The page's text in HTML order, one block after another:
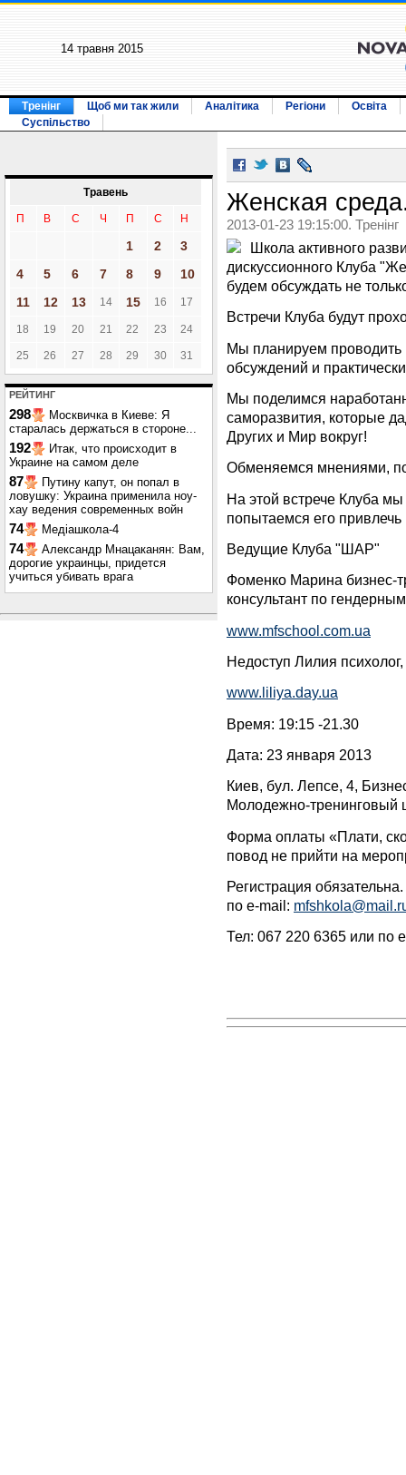
14 травня 2015
Тренінг Щоб ми так жили Аналітика Регіони
Освіта
Суспільство
Травень
П В С Ч П С Н
1 2
3
4
5 6 7 8 9
10
11
12 13 14 15 16 17
18 19 20 21 22 23 24
25 26 27 28 29 30 31
РЕЙТИНГ
298
Москвичка в Киеве: Я
старалась держаться в стороне...
192
Итак, что происходит в
Украине на самом деле
87
Путину капут, он попал в
ловушку: Украина применила ноу-
хау ведения современных войн
74 Медіашкола-4
74
Александр Мнацаканян: Вам,
дорогие украинцы, придется
учиться убивать врага
Женская
2013-01-23 19:15:00. Тренінг
Школа активного
дискуссионного Клуба
будем обсуждать не
Встречи Клуба будут
Мы планируем проводить
обсуждений и
Мы поделимся
саморазвития, которые
Других и Мир вокруг!
Обменяемся мнениями,
На этой встрече Клуба
попытаемся его
Ведущие Клуба "ШАР"
Фоменко Марина бизнес-
консультант по
www.mfschool.com.ua
Недоступ Лилия
www.liliya.day.ua
Время: 19:15 -21.30
Дата: 23 января 2013
Киев, бул. Лепсе, 4,
Молодежно-тренинговый
Форма оплаты «Плати,
повод не прийти на
Регистрация
по e-mail:
Тел: 067 220 6365 или по